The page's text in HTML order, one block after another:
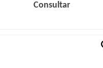
Consultar